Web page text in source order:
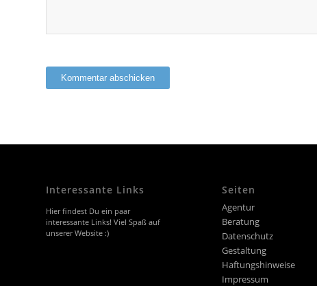
Interessante Links
Hier findest Du ein paar
interessante Links! Viel Spaß auf
unserer Website :)
Seiten
Agentur
Beratung
Datenschutz
Gestaltung
Haftungshinweise
Impressum